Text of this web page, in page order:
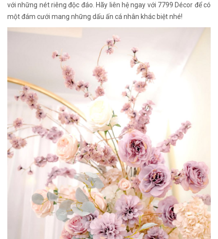
với những nét riêng độc đáo. Hãy liên hệ ngay với 7799 Décor để có
một đám cưới mang những dấu ấn cá nhân khác biệt nhé!